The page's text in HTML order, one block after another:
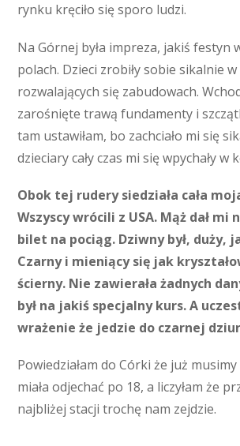
rynku kręciło się sporo ludzi.
Na Górnej była impreza, jakiś festyn
polach. Dzieci zrobiły sobie sikalnie
rozwalających się zabudowach.
zarośnięte trawą fundamenty i
tam ustawiłam, bo zachciało mi się
dzieciary cały czas mi się wpychały w
Obok tej rudery siedziała cała
Wszyscy wrócili z USA. Mąż dał mi
bilet na pociąg. Dziwny był, duży,
Czarny i mieniący się jak
ścierny. Nie zawierała żadnych
był na jakiś specjalny kurs. A
wrażenie że jedzie do czarnej
Powiedziałam do Córki że już
miała odjechać po 18, a liczyłam że
najbliżej stacji trochę nam zejdzie.